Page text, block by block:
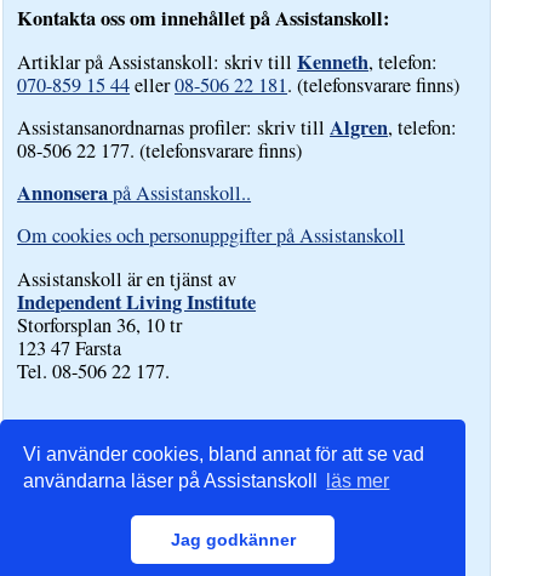
Vi använder cookies, bland annat för att se vad
användarna läser på Assistanskoll
läs mer
Jag godkänner
Kontakta oss om innehållet på Assistanskoll:
Artiklar på Assistanskoll: skriv tillKenneth, telefon:
070-859 15 44eller08-506 22 181. (telefonsvarare finns)
Assistansanordnarnas profiler: skriv tillAlgren, telefon:
08-506 22 177. (telefonsvarare finns)
Annonserapå Assistanskoll..
Om cookies och personuppgifter på Assistanskoll
Assistanskoll är en tjänst av
Independent Living Institute
Storforsplan 36, 10 tr
123 47 Farsta
Tel. 08-506 22 177.